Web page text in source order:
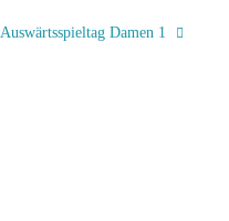
Auswärtsspieltag Damen 1